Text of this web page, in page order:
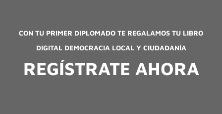
CON TU PRIMER DIPLOMADO TE REGALAMOS TU LIBRO
DIGITAL DEMOCRACIA LOCAL Y CIUDADANÍA
REGÍSTRATE AHORA